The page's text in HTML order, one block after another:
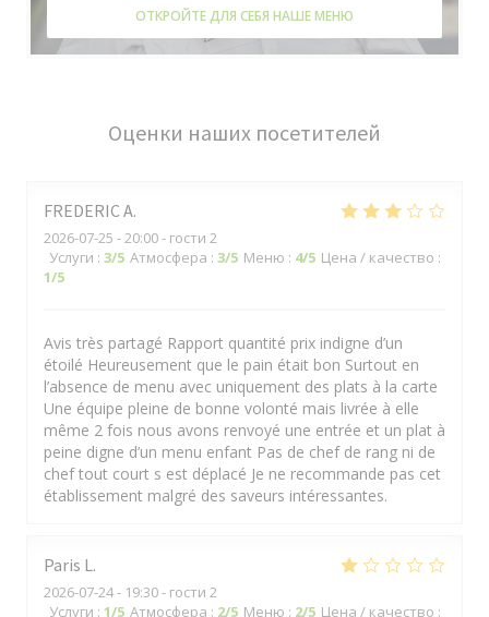
Оценки наших посетителей
FREDERICA
2026-07-25 - 20:00 - гости 2
Услуги : 3/5 Атмосфера : 3/5 Меню : 4/5 Цена / качество :
1/5
Avis très partagé Rapport quantité prix indigne d’un
étoilé Heureusement que le pain était bon Surtout en
l’absence de menu avec uniquement des plats à la carte
Une équipe pleine de bonne volonté mais livrée à elle
même 2 fois nous avons renvoyé une entrée et un plat à
peine digne d’un menu enfant Pas de chef de rang ni de
chef tout court s est déplacé Je ne recommande pas cet
établissement malgré des saveurs intéressantes.
Paris L
2026-07-24- 19:30 - гости 2
Услуги : 1/5 Атмосфера : 2/5 Меню : 2/5 Цена / качество :
ОТКРОЙТЕ ДЛЯ СЕБЯ НАШЕ МЕНЮ